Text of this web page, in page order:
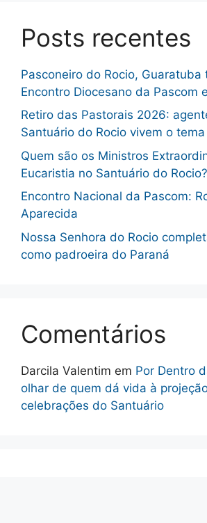
Posts recentes
Pasconeiro do Rocio, Guaratuba
Encontro Diocesano da Pascom
Retiro das Pastorais 2026:
Santuário do Rocio vivem o
Quem são os Ministros
Eucaristia no Santuário do Rocio?
Encontro Nacional da Pascom:
Aparecida
Nossa Senhora do Rocio
como padroeira do Paraná
Comentários
Darcila Valentim em Por Dentro
olhar de quem dá vida à
celebrações do Santuário